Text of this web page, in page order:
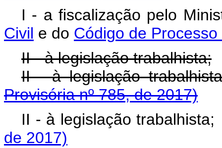
I - a fiscalização pelo
Civil e do Código de Processo
II - à legislação trabalhista;
II - à legislação
Provisória nº 785, de 2017)
II - à legislação
de 2017)